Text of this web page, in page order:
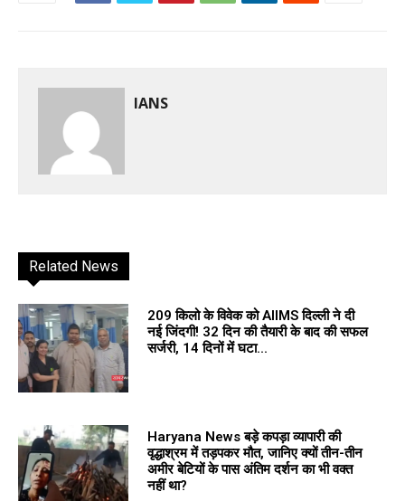
IANS
Related News
209 किलो के विवेक को AIIMS दिल्ली ने दी
नई जिंदगी! 32 दिन की तैयारी के बाद की सफल
सर्जरी, 14 दिनों में घटा...
Haryana News बड़े कपड़ा व्यापारी की
वृद्धाश्रम में तड़पकर मौत, जानिए क्यों तीन-तीन
अमीर बेटियों के पास अंतिम दर्शन का भी वक्त
नहीं था?